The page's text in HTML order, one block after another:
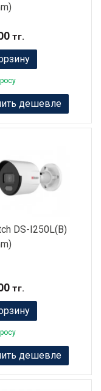
тг.
дешевле
DS-I250L(B)
тг.
дешевле